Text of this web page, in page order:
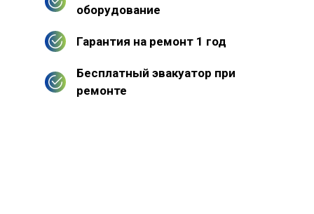
оборудование
Гарантия на ремонт 1 год
Бесплатный эвакуатор при
ремонте